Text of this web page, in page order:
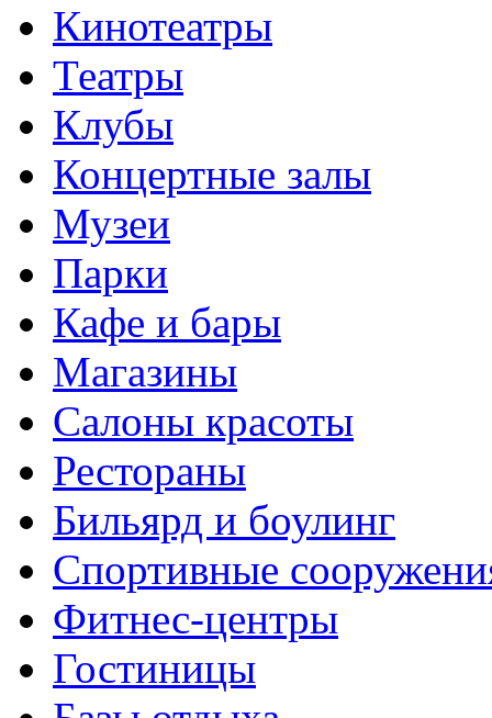
Кинотеатры
Театры
Клубы
Концертные залы
Музеи
Парки
Кафе и бары
Магазины
Салоны красоты
Рестораны
Бильярд и боулинг
Спортивные
Фитнес-центры
Гостиницы